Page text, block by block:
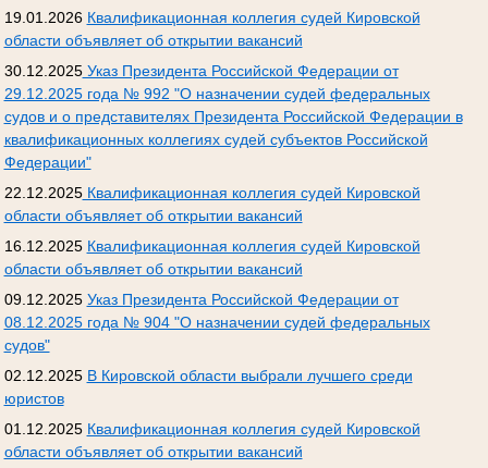
19.01.2026 Квалификационная коллегия судей Кировской
области объявляет об открытии вакансий
30.12.2025Указ Президента Российской Федерации от
29.12.2025 года № 992 "О назначении судей федеральных
судов и о представителях Президента Российской Федерации в
квалификационных коллегиях судей субъектов Российской
Федерации"
22.12.2025Квалификационная коллегия судей Кировской
области объявляет об открытии вакансий
16.12.2025 Квалификационная коллегия судей Кировской
области объявляет об открытии вакансий
09.12.2025 Указ Президента Российской Федерации от
08.12.2025 года № 904 "О назначении судей федеральных
судов"
02.12.2025 В Кировской области выбрали лучшего среди
юристов
01.12.2025 Квалификационная коллегия судей Кировской
области объявляет об открытии вакансий